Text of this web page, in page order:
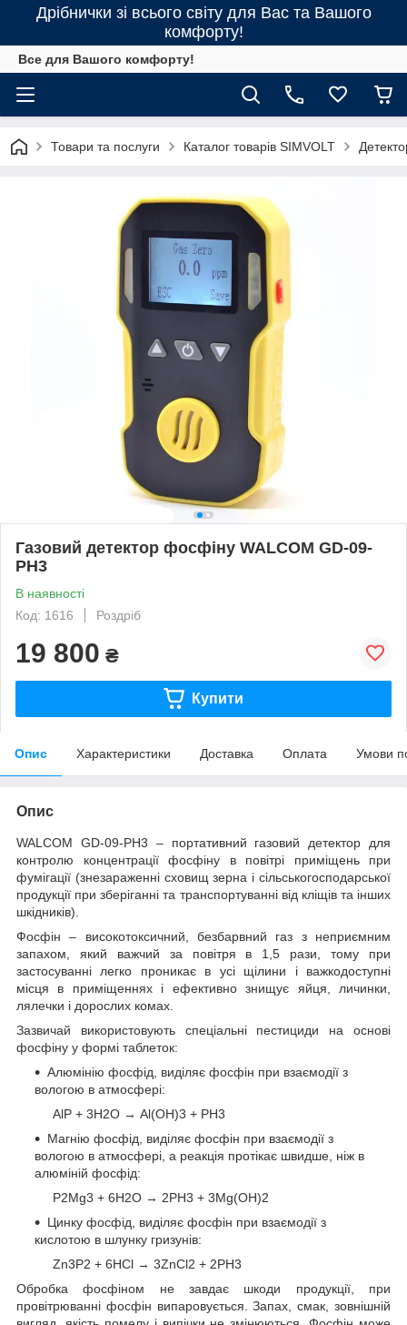
Дрібнички зі всього світу для Вас та Вашого
комфорту!
Все для Вашого комфорту!
Товари та послуги Каталог товарів SIMVOLT
Газовий детектор фосфіну WALCOM GD-09-
PH3
В наявності
Код: 1616
Роздріб
19 800 ₴
Купити
Опис Характеристики Доставка Оплата Умови
Опис
WALCOM GD-09-PH3 – портативний газовий детектор для
контролю концентрації фосфіну в повітрі приміщень при
фумігації (знезараженні сховищ зерна і сільськогосподарської
продукції при зберіганні та транспортуванні від кліщів та інших
шкідників).
Фосфін – високотоксичний, безбарвний газ з неприємним
запахом, який важчий за повітря в 1,5 рази, тому при
застосуванні легко проникає в усі щілини і важкодоступні
місця в приміщеннях і ефективно знищує яйця, личинки,
лялечки і дорослих комах.
Зазвичай використовують спеціальні пестициди на основі
фосфіну у формі таблеток:
Алюмінію фосфід, виділяє фосфін при взаємодії з
вологою в атмосфері:
АlР + 3Н2O → Аl(ОН)3 + PH3
Магнію фосфід, виділяє фосфін при взаємодії з
вологою в атмосфері, а реакція протікає швидше, ніж в
алюміній фосфід:
P2Mg3 + 6H2O → 2PH3 + 3Mg(OH)2
Цинку фосфід, виділяє фосфін при взаємодії з
кислотою в шлунку гризунів:
Zn3P2 + 6НСl → 3ZnCl2 + 2РН3
Обробка фосфіном не завдає шкоди продукції, при
провітрюванні фосфін випаровується. Запах, смак, зовнішній